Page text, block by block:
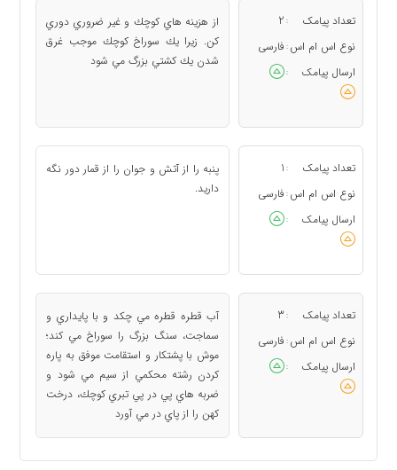
تعداد پیامک :
2
نوع اس ام اس : فارسی
ارسال پیامک
:
از هزينه هاي كوچك و غير ضروري دوري
كن. زيرا يك سوراخ كوچك موجب غرق
شدن يك كشتي بزرگ مي شود
تعداد پیامک :
1
نوع اس ام اس : فارسی
ارسال پیامک
:
پنبه را از آتش و جوان را از قمار دور نگه
داريد.
تعداد پیامک :
3
نوع اس ام اس : فارسی
ارسال پیامک
:
آب قطره قطره مي چكد و با پايداري و
سماجت، سنگ بزرگ را سوراخ مي كند؛
موش با پشتكار و استقامت موفق به پاره
كردن رشته محكمي از سيم مي شود و
ضربه هاي پي در پي تبري كوچك، درخت
كهن را از پاي در مي آورد